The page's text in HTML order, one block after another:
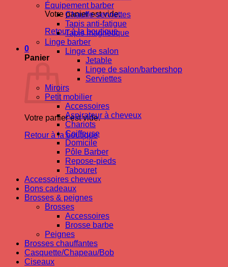
Votre panier est vide.
Retour à la boutique
0
Panier
Votre panier est vide.
Retour à la boutique
Équipement barber
Chauffe-serviettes
Tapis anti-fatigue
Tapis magnetique
Linge barber
Linge de salon
Jetable
Linge de salon/barbershop
Serviettes
Miroirs
Petit mobilier
Accessoires
Aspirateur à cheveux
Chariots
Coiffeuse
Domicile
Pôle Barber
Repose-pieds
Tabouret
Accessoires cheveux
Bons cadeaux
Brosses & peignes
Brosses
Accessoires
Brosse barbe
Peignes
Brosses chauffantes
Casquette/Chapeau/Bob
Ciseaux